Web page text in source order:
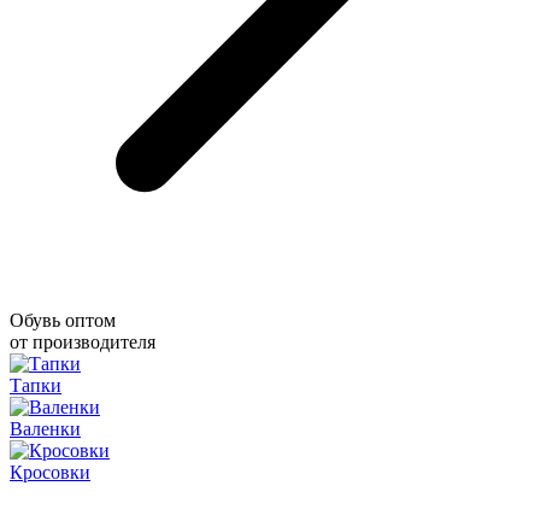
Обувь оптом
от производителя
Тапки
Валенки
Кросовки